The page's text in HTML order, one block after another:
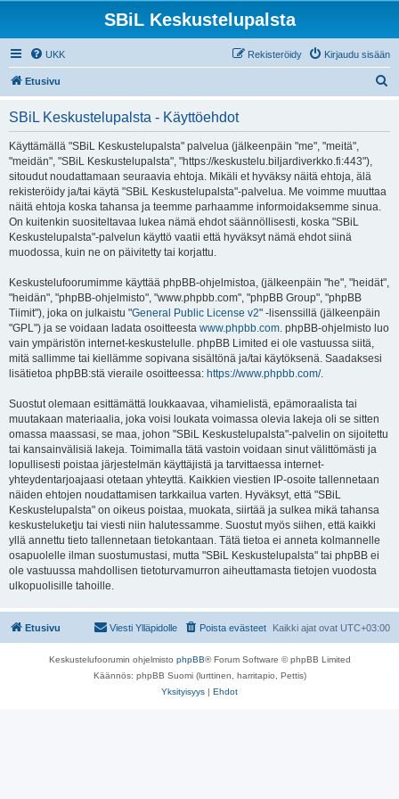
SBiL Keskustelupalsta
UKK Kirjaudu sisään
Rekisteröidy
Etusivu
SBiL Keskustelupalsta - Käyttöehdot
Käyttämällä "SBiL Keskustelupalsta" palvelua (jälkeenpäin "me", "meitä",
"meidän", "SBiL Keskustelupalsta", "https://keskustelu.biljardiverkko.fi:443"),
sitoudut noudattamaan seuraavia ehtoja. Mikäli et hyväksy näitä ehtoja, älä
rekisteröidy ja/tai käytä "SBiL Keskustelupalsta"-palvelua. Me voimme muuttaa
näitä ehtoja koska tahansa ja teemme parhaamme informoidaksemme sinua.
On kuitenkin suositeltavaa lukea nämä ehdot säännöllisesti, koska "SBiL
Keskustelupalsta"-palvelun käyttö vaatii että hyväksyt nämä ehdot siinä
muodossa, kuin ne on päivitetty tai korjattu.
Keskustelufoorumimme käyttää phpBB-ohjelmistoa, (jälkeenpäin "he", "heidät",
"heidän", "phpBB-ohjelmisto", "www.phpbb.com", "phpBB Group", "phpBB
Tiimit"), joka on julkaistu "General Public License v2" -lisenssillä (jälkeenpäin
"GPL") ja se voidaan ladata osoitteesta www.phpbb.com. phpBB-ohjelmisto luo
vain ympäristön internet-keskustelulle. phpBB Limited ei ole vastuussa siitä,
mitä sallimme tai kiellämme sopivana sisältönä ja/tai käytöksenä. Saadaksesi
lisätietoa phpBB:stä vieraile osoitteessa: https://www.phpbb.com/.
Suostut olemaan esittämättä loukkaavaa, vihamielistä, epämoraalista tai
muutakaan materiaalia, joka voisi loukata voimassa olevia lakeja oli se sitten
omassa maassasi, se maa, johon "SBiL Keskustelupalsta"-palvelin on sijoitettu
tai kansainvälisiä lakeja. Toimimalla tätä vastoin voidaan sinut välittömästi ja
lopullisesti poistaa järjestelmän käyttäjistä ja tarvittaessa internet-
yhteydentarjoajaasi otetaan yhteyttä. Kaikkien viestien IP-osoite tallennetaan
näiden ehtojen noudattamisen tarkkailua varten. Hyväksyt, että "SBiL
Keskustelupalsta" on oikeus poistaa, muokata, siirtää ja sulkea mikä tahansa
keskusteluketju tai viesti niin halutessamme. Suostut myös siihen, että kaikki
yllä annettu tieto tallennetaan tietokantaan. Tätä tietoa ei anneta kolmannelle
osapuolelle ilman suostumustasi, mutta "SBiL Keskustelupalsta" tai phpBB ei
ole vastuussa mahdollisen tietoturvamurron aiheuttamasta tietojen vuodosta
ulkopuolisille tahoille.
Etusivu Kaikki ajat ovat UTC+03:00
Poista evästeet
Viesti Ylläpidolle
Keskustelufoorumin ohjelmisto phpBB® Forum Software © phpBB Limited
Käännös: phpBB Suomi (lurttinen, harritapio, Pettis)
Yksityisyys | Ehdot